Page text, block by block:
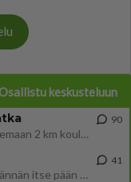
keskusteluun
Hesarissa päivitellään lapset joutuu nyt kulkemaan 2 km kouluun jösses. Ruostefillarilla tuo matka menee vaikka miten äk
90
Mutta mies vain tuijottaa, siinä vaiheessa käännän itse pään pois. Mikä juttu? Yleensä jos joku tuijottaa tai katsoo, hä
41